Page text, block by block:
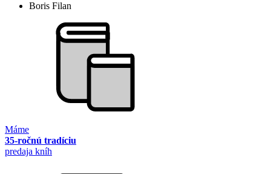
Boris Filan
Máme
35-ročnú tradíciu
predaja kníh